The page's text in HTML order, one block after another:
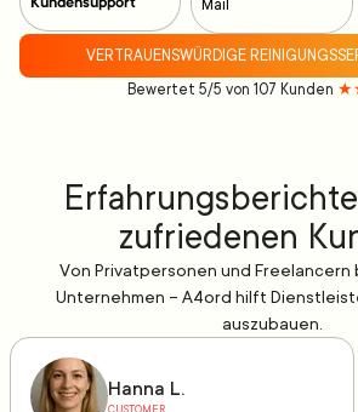
Mail
VERTRAUENSWÜRDIGE
Bewertet 5/5 von 107 Kunden
zufriedenen
Von Privatpersonen und Freelancern
Unternehmen – A4ord hilft
auszubauen.
Hanna L.